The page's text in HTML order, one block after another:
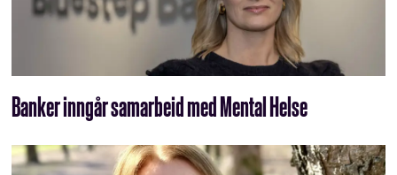
Banker inngår samarbeid med Mental Helse